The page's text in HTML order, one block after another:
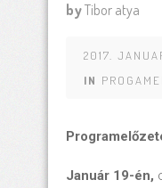
byTibor atya
2017.
IN
Január 19-én,